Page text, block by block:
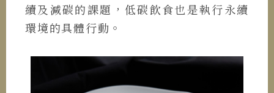
續及減碳的課題，低碳飲食也是執行永續
環境的具體行動。